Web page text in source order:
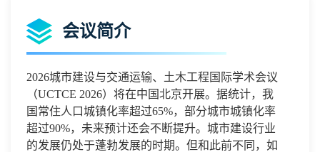
会议简介
2026城市建设与交通运输、土木工程国际学术会议
（UCTCE 2026）将在中国北京开展。据统计，我
国常住人口城镇化率超过65%，部分城市城镇化率
超过90%，未来预计还会不断提升。城市建设行业
的发展仍处于蓬勃发展的时期。但和此前不同，如